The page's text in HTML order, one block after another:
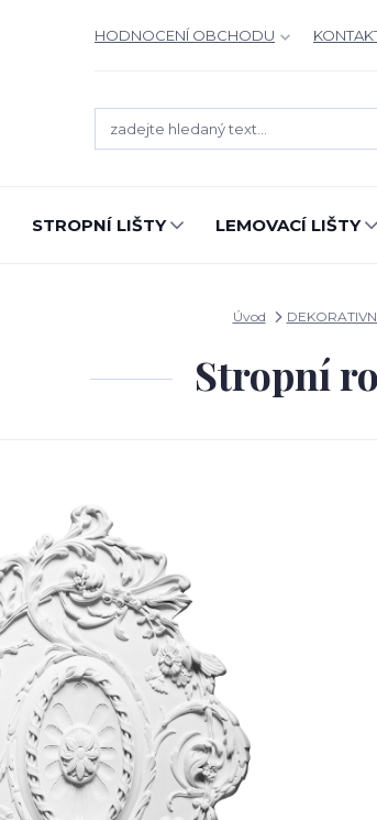
HODNOCENÍ OBCHODU
STROPNÍ LIŠTY LEMOVACÍ LIŠTY
Úvod
Stropní
Kam poslat informaci o
Souhlasím se